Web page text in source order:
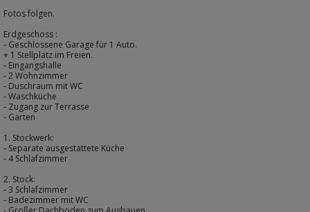
Fotos folgen.
Erdgeschoss :
- Geschlossene Garage für 1 Auto.
+ 1 Stellplatz im Freien.
- Eingangshalle
- 2 Wohnzimmer
- Duschraum mit WC
- Waschküche
- Zugang zur Terrasse
- Garten
1. Stockwerk:
- Separate ausgestattete Küche
- 4 Schlafzimmer
2. Stock:
- 3 Schlafzimmer
- Badezimmer mit WC